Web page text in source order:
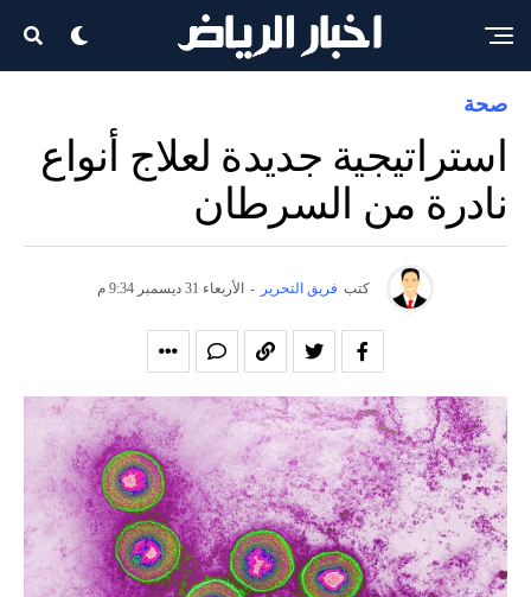
صحة
استراتيجية جديدة لعلاج أنواع
نادرة من السرطان
كتب فريق التحرير - الأربعاء 31 ديسمبر 9:34 م